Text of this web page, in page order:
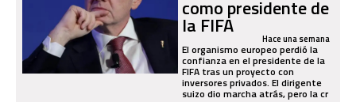
como presidente de
la FIFA Hace una semana
El organismo europeo perdió la
confianza en el presidente de la
FIFA tras un proyecto con
inversores privados. El dirigente
suizo dio marcha atrás, pero la cr